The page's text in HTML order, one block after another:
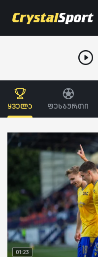
ყველა ფეხბურთი
01:23